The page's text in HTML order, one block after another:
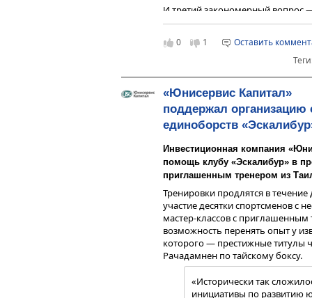
И третий закономерный вопрос
определения ликвидности
Data от Интерфакс.
Как оценивать ликвидность
насколько изменится цена
количеством бумаг.
Если кратко, то на основании
чувствительность цены
Другими словами, параметр
бумаги, если продать/купить
На основе этого коэффициента
ликвидности в соответствии с
0 1
Оставить
«Юнисервис Капитал»
поддержал организацию
единоборств
Инвестиционная компания
помощь клубу «Эскалибур» в
приглашенным тренером из
Тренировки продлятся в
участие десятки спортсменов с
мастер-классов с приглашенным
возможность перенять опыт у
которого — престижные титулы
Рачадамнен по тайскому боксу.
«Исторически так
инициативы по развитию